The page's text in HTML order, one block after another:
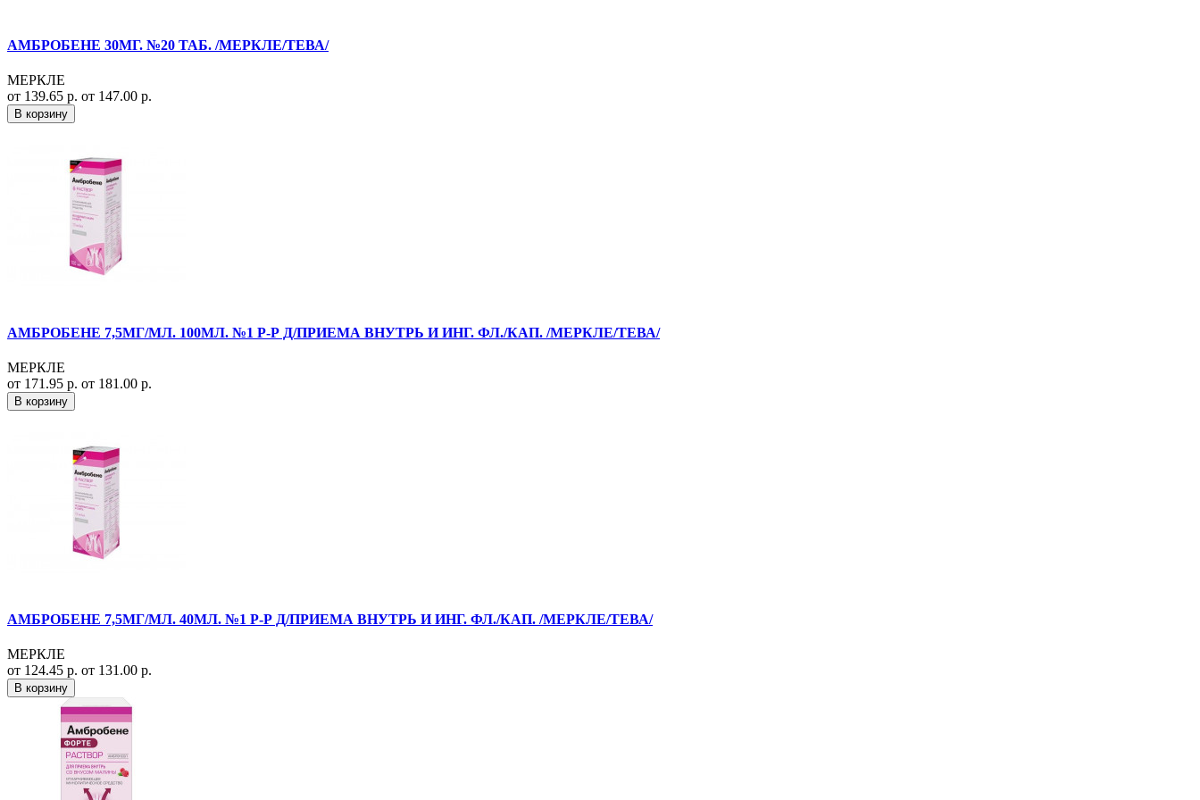
АМБРОБЕНЕ 30МГ. №20 ТАБ. /МЕРКЛЕ/ТЕВА/
МЕРКЛЕ
от 139.65 р. от 147.00 р.
В корзину
АМБРОБЕНЕ 7,5МГ/МЛ. 100МЛ. №1 Р-Р Д/ПРИЕМА ВНУТРЬ И ИНГ. ФЛ./КАП. /МЕРКЛЕ/ТЕВА/
МЕРКЛЕ
от 171.95 р. от 181.00 р.
В корзину
АМБРОБЕНЕ 7,5МГ/МЛ. 40МЛ. №1 Р-Р Д/ПРИЕМА ВНУТРЬ И ИНГ. ФЛ./КАП. /МЕРКЛЕ/ТЕВА/
МЕРКЛЕ
от 124.45 р. от 131.00 р.
В корзину